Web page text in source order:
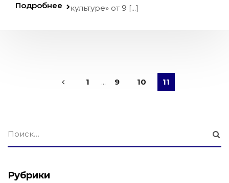
культуре» от 9 [...]
Подробнее
1 ... 9 10 11
Рубрики